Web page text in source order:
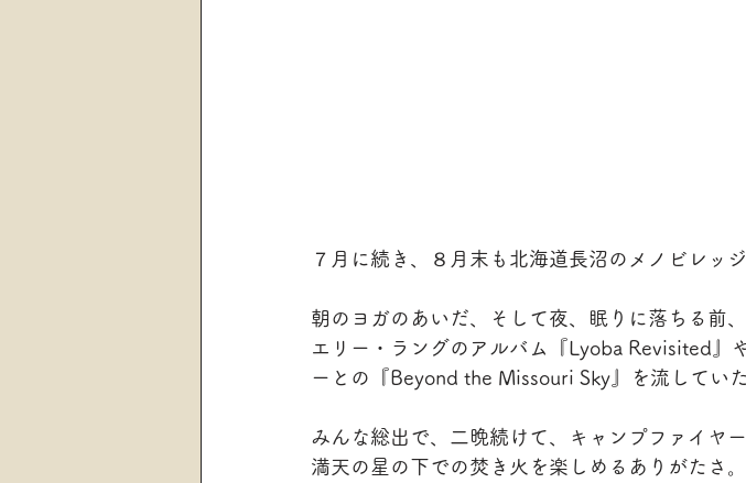
７月に続き、８月末も北海道長沼のメノビレッ
朝のヨガのあいだ、そして夜、眠りに落ちる前
エリー・ラングのアルバム『Lyoba Revisited』
ーとの『Beyond the Missouri Sky』を流してい
みんな総出で、二晩続けて、キャンプファイヤ
満天の星の下での焚き火を楽しめるありがたさ